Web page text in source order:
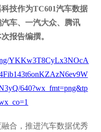
技作为TC601汽车数据
车、一汽大众、腾讯
报告编撰。
YKKw3T8CyLx3NOcA
640?wx_fmt=png&tp
合，推进汽车数据优秀